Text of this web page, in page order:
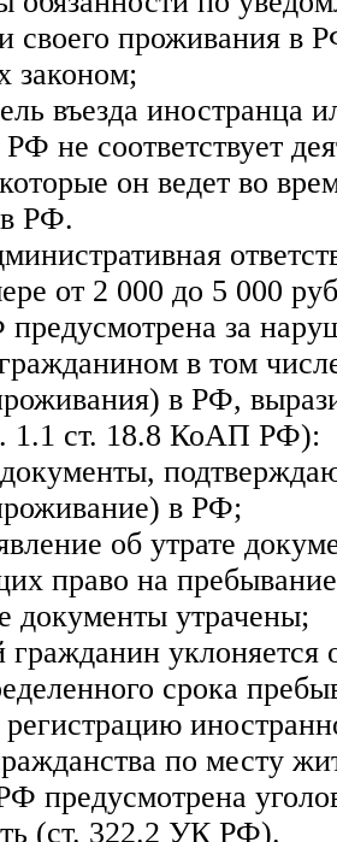
своего проживания в
законом;
въезда иностранца
не соответствует
он ведет во
РФ.
от 2 000 до 5 000
за
в том
в РФ,
1.1 ст. 18.8 КоАП РФ):
документы,
в РФ;
об утрате
право на
документы утрачены;
гражданин уклоняется
срока
по месту
предусмотрена
(ст. 322.2 УК РФ).